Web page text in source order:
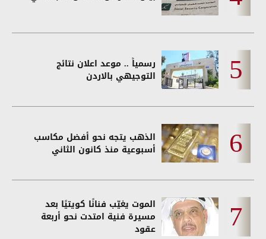
رسمياً .. موعد اعلان نتائج
التوجيهي بالاردن
الذهب يتجه نحو أفضل مكاسب
أسبوعية منذ كانون الثاني
الموت يغيّب فنانًا كويتيًا بعد
مسيرة فنية امتدت نحو أربعة
عقود